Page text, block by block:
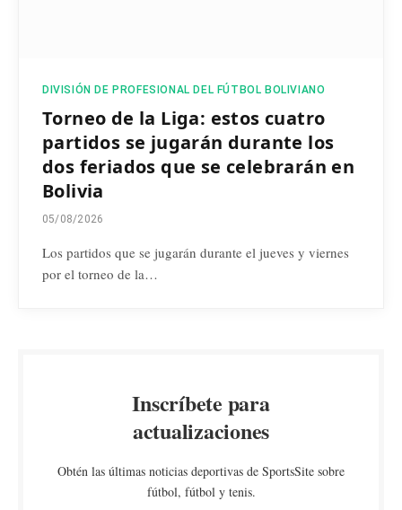
DIVISIÓN DE PROFESIONAL DEL FÚTBOL BOLIVIANO
Torneo de la Liga: estos cuatro
partidos se jugarán durante los
dos feriados que se celebrarán en
Bolivia
05/08/2026
Los partidos que se jugarán durante el jueves y viernes
por el torneo de la…
Inscríbete para
actualizaciones
Obtén las últimas noticias deportivas de SportsSite sobre
fútbol, fútbol y tenis.